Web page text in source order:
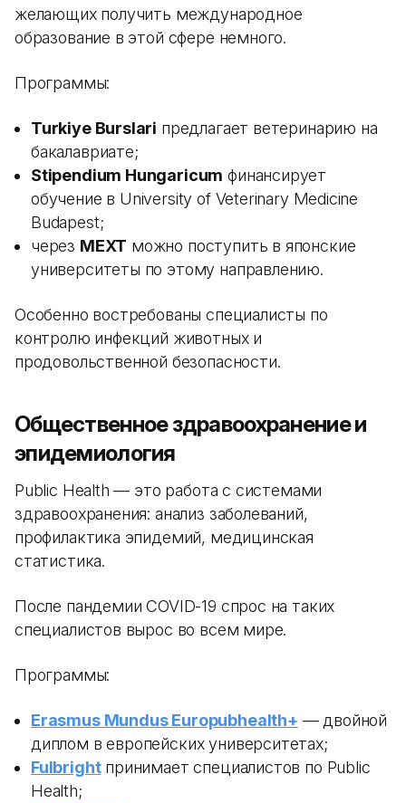
желающих получить международное
образование в этой сфере немного.
Программы:
Turkiye Burslari предлагает ветеринарию на
бакалавриате;
Stipendium Hungaricum финансирует
обучение в University of Veterinary Medicine
Budapest;
через MEXT можно поступить в японские
университеты по этому направлению.
Особенно востребованы специалисты по
контролю инфекций животных и
продовольственной безопасности.
Общественное здравоохранение и
эпидемиология
Public Health — это работа с системами
здравоохранения: анализ заболеваний,
профилактика эпидемий, медицинская
статистика.
После пандемии COVID-19 спрос на таких
специалистов вырос во всем мире.
Программы:
Erasmus Mundus Europubhealth+ — двойной
диплом в европейских университетах;
Fulbrightпринимает специалистов по Public
Health;